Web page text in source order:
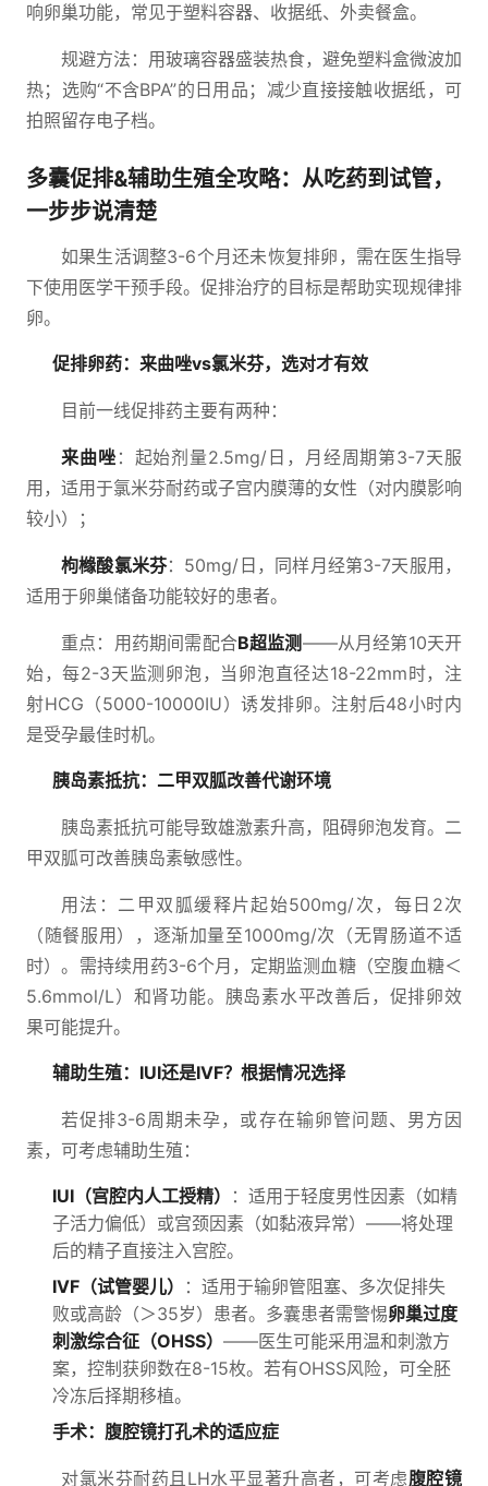
响卵巢功能，常见于塑料容器、收据纸、外卖餐盒。
规避方法：用玻璃容器盛装热食，避免塑料盒微波加
热；选购“不含BPA”的日用品；减少直接接触收据纸，可
拍照留存电子档。
多囊促排&辅助生殖全攻略：从吃药到试管，
一步步说清楚
如果生活调整3-6个月还未恢复排卵，需在医生指导
下使用医学干预手段。促排治疗的目标是帮助实现规律排
卵。
促排卵药：来曲唑vs氯米芬，选对才有效
目前一线促排药主要有两种：
来曲唑 ：起始剂量2.5mg/日，月经周期第3-7天服
用，适用于氯米芬耐药或子宫内膜薄的女性（对内膜影响
较小）；
枸橼酸氯米芬：50mg/日，同样月经第3-7天服用，
适用于卵巢储备功能较好的患者。
重点：用药期间需配合B超监测——从月经第10天开
始，每2-3天监测卵泡，当卵泡直径达18-22mm时，注
射HCG（5000-10000IU）诱发排卵。注射后48小时内
是受孕最佳时机。
胰岛素抵抗：二甲双胍改善代谢环境
胰岛素抵抗可能导致雄激素升高，阻碍卵泡发育。二
甲双胍可改善胰岛素敏感性。
用法：二甲双胍缓释片起始500mg/次，每日2次
（随餐服用），逐渐加量至1000mg/次（无胃肠道不适
时）。需持续用药3-6个月，定期监测血糖（空腹血糖＜
5.6mmol/L）和肾功能。胰岛素水平改善后，促排卵效
果可能提升。
辅助生殖：IUI还是IVF？根据情况选择
若促排3-6周期未孕，或存在输卵管问题、男方因
素，可考虑辅助生殖：
IUI（宫腔内人工授精）
：适用于轻度男性因素（如精
子活力偏低）或宫颈因素（如黏液异常）——将处理
后的精子直接注入宫腔。
IVF（试管婴儿）
：适用于输卵管阻塞、多次促排失
败或高龄（＞35岁）患者。多囊患者需警惕卵巢过度
刺激综合征（OHSS） ——医生可能采用温和刺激方
案，控制获卵数在8-15枚。若有OHSS风险，可全胚
冷冻后择期移植。
手术：腹腔镜打孔术的适应症
对氯米芬耐药且LH水平显著升高者，可考虑腹腔镜